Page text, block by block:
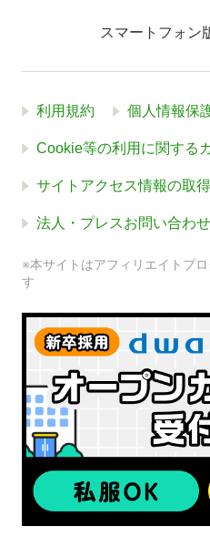
スマートフォン
利用規約 個人情報保
Cookie等の利用に関する
サイトアクセス情報の取
法人・プレスお問い合わせ
※本サイトはアフィリエイトプ
す